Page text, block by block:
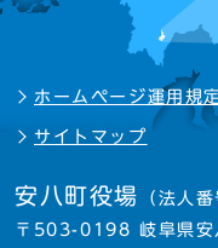
ホームページ運用規
サイトマップ
安八町役場 （法人
〒503-0198 岐阜県安